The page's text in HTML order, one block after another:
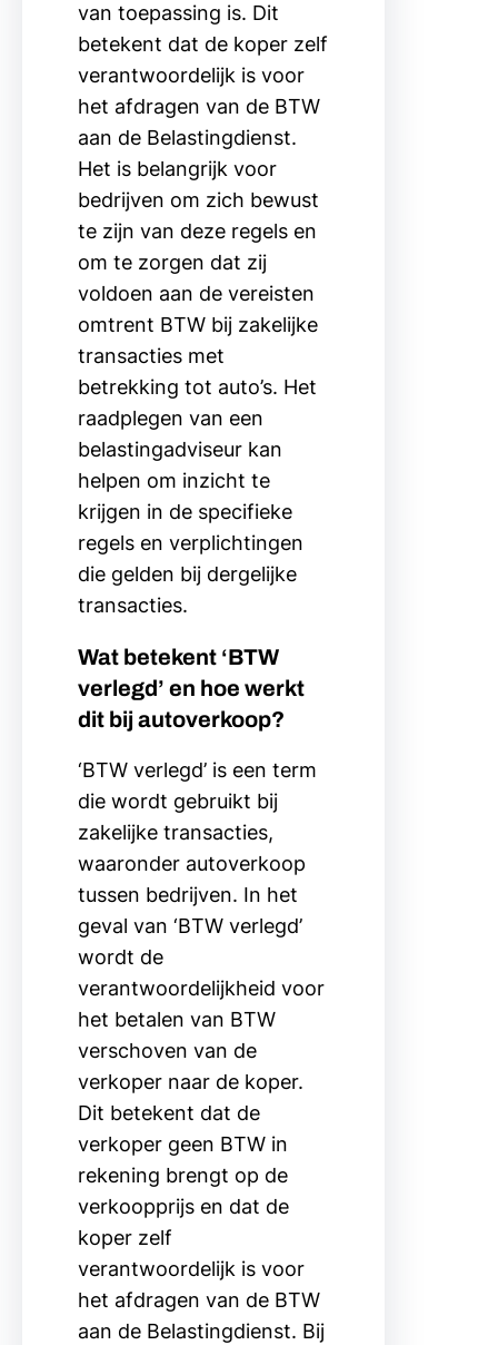
van toepassing is. Dit
betekent dat de koper zelf
verantwoordelijk is voor
het afdragen van de BTW
aan de Belastingdienst.
Het is belangrijk voor
bedrijven om zich bewust
te zijn van deze regels en
om te zorgen dat zij
voldoen aan de vereisten
omtrent BTW bij zakelijke
transacties met
betrekking tot auto’s. Het
raadplegen van een
belastingadviseur kan
helpen om inzicht te
krijgen in de specifieke
regels en verplichtingen
die gelden bij dergelijke
transacties.
Wat betekent ‘BTW
verlegd’ en hoe werkt
dit bij autoverkoop?
‘BTW verlegd’ is een term
die wordt gebruikt bij
zakelijke transacties,
waaronder autoverkoop
tussen bedrijven. In het
geval van ‘BTW verlegd’
wordt de
verantwoordelijkheid voor
het betalen van BTW
verschoven van de
verkoper naar de koper.
Dit betekent dat de
verkoper geen BTW in
rekening brengt op de
verkoopprijs en dat de
koper zelf
verantwoordelijk is voor
het afdragen van de BTW
aan de Belastingdienst. Bij